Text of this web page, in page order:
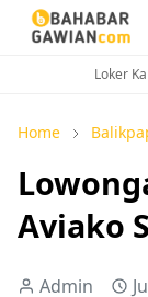
Loker
Home
Aviako
Admin